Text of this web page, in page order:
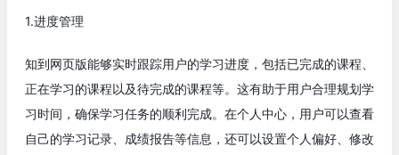
1.进度管理
知到网页版能够实时跟踪用户的学习进度，包括已完成的课程、
正在学习的课程以及待完成的课程等。这有助于用户合理规划学
习时间，确保学习任务的顺利完成。在个人中心，用户可以查看
自己的学习记录、成绩报告等信息，还可以设置个人偏好、修改